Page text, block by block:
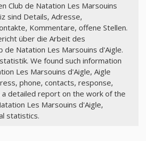
Club de Natation Les Marsouins
sind Details, Adresse,
Kommentare, offene Stellen.
über die Arbeit des
de Natation Les Marsouins d'Aigle.
We found such information
Les Marsouins d'Aigle, Aigle
phone, contacts, response,
a detailed report on the work of the
Les Marsouins d'Aigle,
statistics.